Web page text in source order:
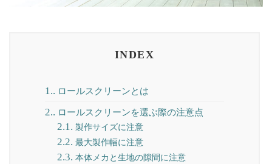
INDEX
1. ロールスクリーンとは
2. ロールスクリーンを選ぶ際の注意点
2.1. 製作サイズに注意
2.2. 最大製作幅に注意
2.3. 本体メカと生地の隙間に注意